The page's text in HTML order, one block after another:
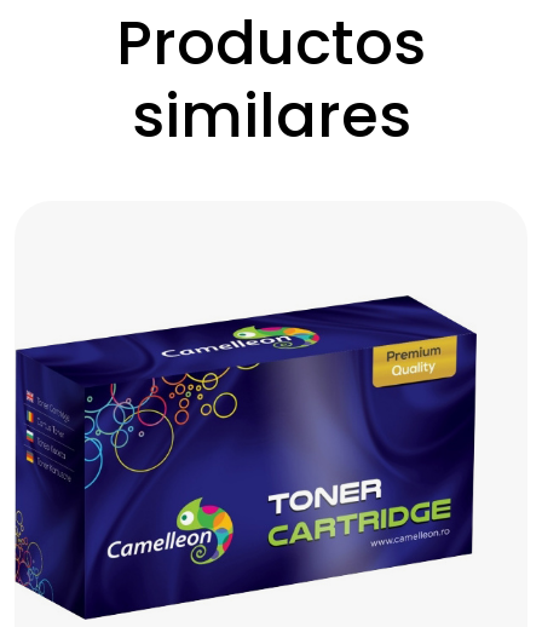
Productos
similares